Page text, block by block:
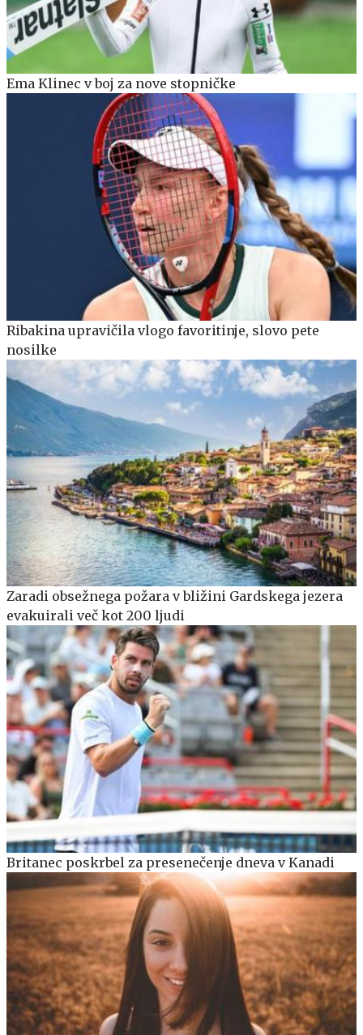
Ema Klinec v boj za nove stopničke
Ribakina upravičila vlogo favoritinje, slovo pete
nosilke
Zaradi obsežnega požara v bližini Gardskega jezera
evakuirali več kot 200 ljudi
Britanec poskrbel za presenečenje dneva v Kanadi